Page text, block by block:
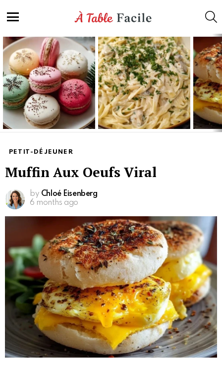
Latest
stories
PETIT-DÉJEUNER
Muffin Aux Oeufs Viral
by Chloé Eisenberg
6 months ago